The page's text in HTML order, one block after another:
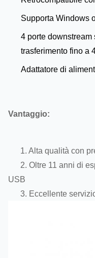
Supporta Windows
4 porte
trasferimento fino a
Adattatore di
Vantaggio:
1. Alta qualità con
2. Oltre 11 anni di
USB
3. Eccellente